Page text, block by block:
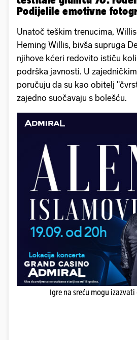
Podijelile emotivne
Unatoč teškim trenucima,
Heming Willis, bivša supruga
njihove kćeri redovito ističu
podrška javnosti. U
poručuju da su kao obitelj
zajedno suočavaju s bolešću.
Igre na sreću mogu